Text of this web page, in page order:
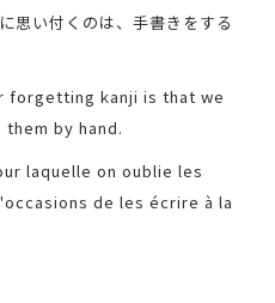
思い付くのは、手書きをする
forgetting kanji is that we
by hand.
laquelle on oublie les
de les écrire à la